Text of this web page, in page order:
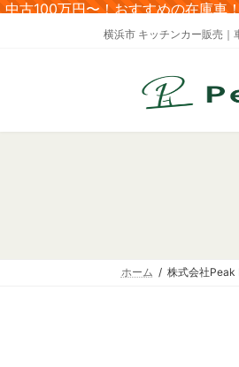
コ
ナ中古100万円〜！おすすめの在庫車
横浜市 キッチンカー販売｜
ホーム 株式会社Peak